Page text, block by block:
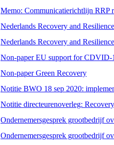
Memo: Communicatierichtlijn RRP
Nederlands Recovery and
Nederlands Recovery and
Non-paper EU support for CDVID-
Non-paper Green Recovery
Notitie BWO 18 sep 2020:
Notitie directeurenoverleg:
Ondernemersgesprek grootbedrijf
Ondernemersgesprek grootbedrijf